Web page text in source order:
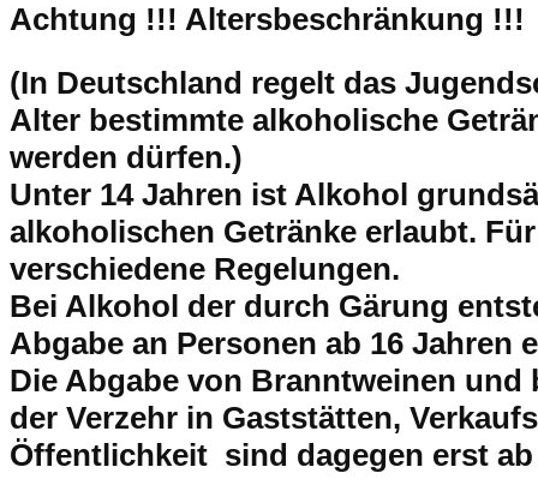
Achtung !!! Altersbeschränkung !!!
(In Deutschland regelt das
Alter bestimmte alkoholische
werden dürfen.)
Unter 14 Jahren ist Alkohol
alkoholischen Getränke erlaubt.
verschiedene Regelungen.
Bei Alkohol der durch Gärung
Abgabe an Personen ab 16 Jahren
Die Abgabe von Branntweinen
der Verzehr in Gaststätten,
Öffentlichkeit sind dagegen erst